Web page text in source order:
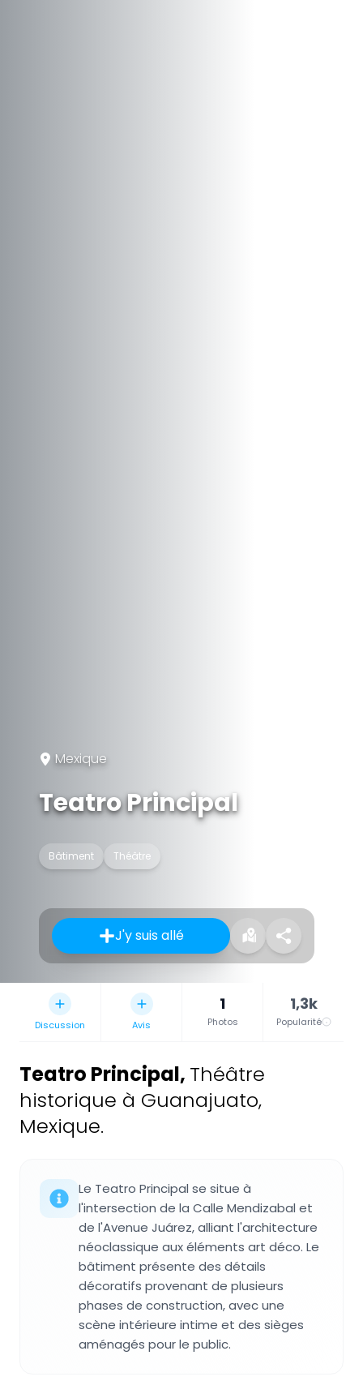
Mexique
Teatro Principal
Bâtiment Théâtre
J'y suis allé
Discussion Avis
1
Photos
1,3k
Popularité
Teatro Principal, Théâtre
historique à Guanajuato,
Mexique.
Le Teatro Principal se situe à
l'intersection de la Calle Mendizabal et
de l'Avenue Juárez, alliant l'architecture
néoclassique aux éléments art déco. Le
bâtiment présente des détails
décoratifs provenant de plusieurs
phases de construction, avec une
scène intérieure intime et des sièges
aménagés pour le public.